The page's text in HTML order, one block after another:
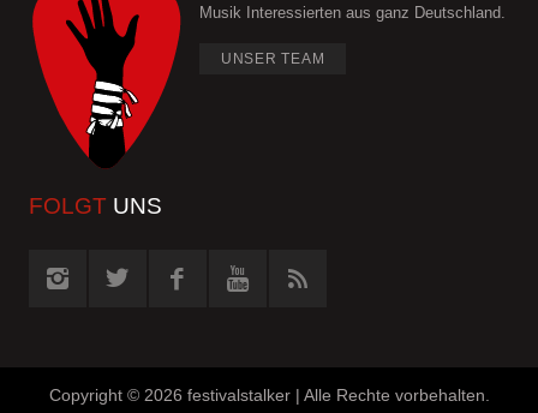
Musik Interessierten aus ganz Deutschland.
UNSER TEAM
FOLGT UNS
Copyright © 2026 festivalstalker | Alle Rechte vorbehalten.